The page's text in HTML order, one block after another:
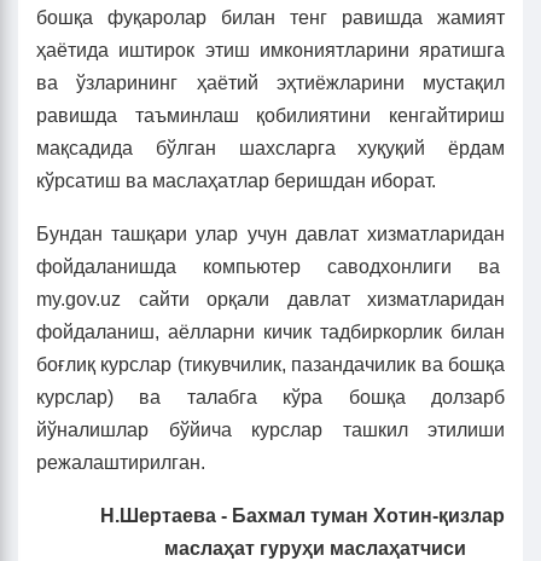
бошқа фуқаролар билан тенг равишда жамият
ҳаётида иштирок этиш имкониятларини яратишга
ва ўзларининг ҳаётий эҳтиёжларини мустақил
равишда таъминлаш қобилиятини кенгайтириш
мақсадида бўлган шахсларга хуқуқий ёрдам
кўрсатиш ва маслаҳатлар беришдан иборат.
Бундан ташқари улар учун давлат хизматларидан
фойдаланишда компьютер саводхонлиги ва
my.gov.uz сайти орқали давлат хизматларидан
фойдаланиш, аёлларни кичик тадбиркорлик билан
боғлиқ курслар (тикувчилик, пазандачилик ва бошқа
курслар) ва талабга кўра бошқа долзарб
йўналишлар бўйича курслар ташкил этилиши
режалаштирилган.
Н.Шертаева - Бахмал туман Хотин-қизлар
маслаҳат гуруҳи маслаҳатчиси